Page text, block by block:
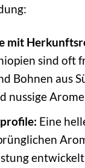
mit
sind oft
Bohnen aus
nussige
Eine